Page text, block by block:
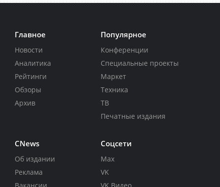
Главное
Новости
Аналитика
Рейтинги
Обзоры
Архив
Популярное
Конференции
Специальные проекты
Маркет
Техника
ТВ
Печатные издания
CNews
Об издании
Реклама
Соцсети
Max
VK